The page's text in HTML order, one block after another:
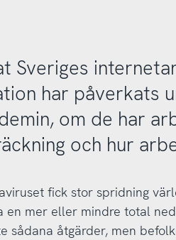
Sveriges
har påverkats
om de har
och hur
fick stor spridning
en mer eller mindre total
sådana åtgärder, men